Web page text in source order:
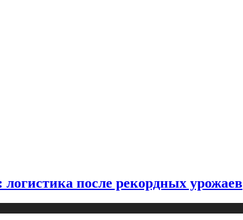
после рекордных урожаев